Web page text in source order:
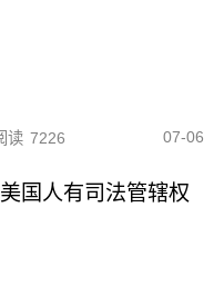
读 7226 07-06
国人有司法管辖权